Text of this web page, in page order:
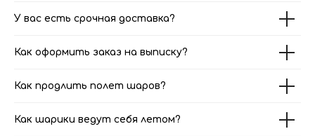
У вас есть срочная доставка?
Как оформить заказ на выписку?
Как продлить полет шаров?
Как шарики ведут себя летом?